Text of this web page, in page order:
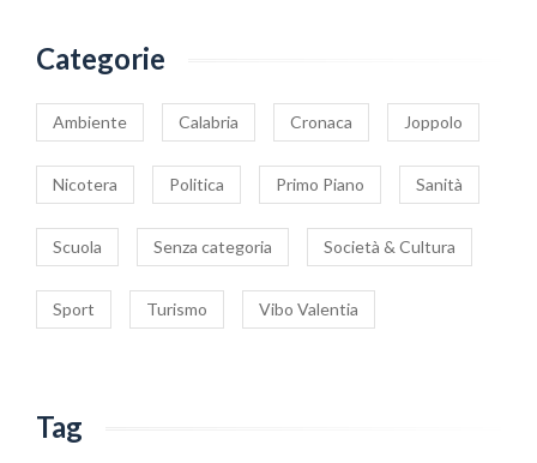
Categorie
Ambiente Calabria Cronaca Joppolo
Nicotera Politica Primo Piano Sanità
Scuola Senza categoria Società & Cultura
Sport Turismo Vibo Valentia
Tag